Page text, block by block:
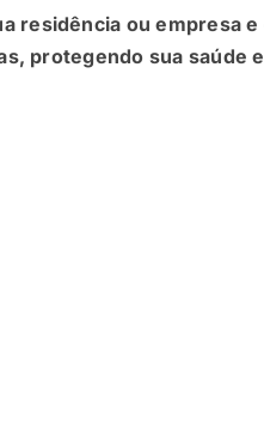
residência ou empresa
protegendo sua saúde